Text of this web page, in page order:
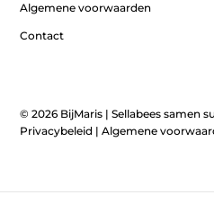
Algemene voorwaarden
Contact
© 2026 BijMaris |Sellabees samen
Privacybeleid |Algemene